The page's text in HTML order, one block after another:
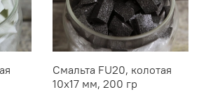
Смальта FU20, колотая
10х17 мм, 200 гр